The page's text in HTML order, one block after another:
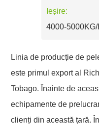
Ieșire:
4000-5000KG/
Linia de producție de
este primul export al
Tobago. Înainte de
echipamente de
clienți din această țară.